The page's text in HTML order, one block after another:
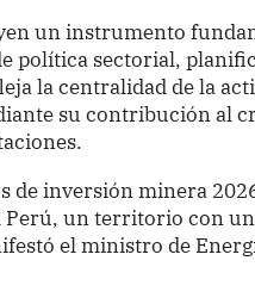
un instrumento
política sectorial,
la centralidad de la
su contribución al
de inversión minera
Perú, un territorio con
el ministro de